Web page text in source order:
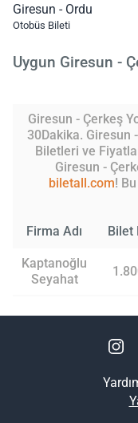
Giresun - Ordu
Otobüs Bileti
Uygun Giresun -
Giresun - Çerkeş
30Dakika. Giresun
Biletleri ve
Giresun -
biletall.com!
Firma Adı Bilet
Kaptanoğlu
Seyahat